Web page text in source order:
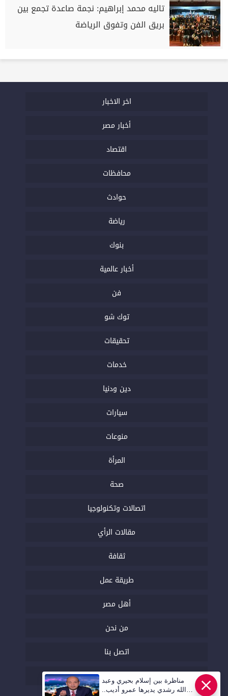
تاليه محمد إبراهيم: نجمة صاعدة تجمع بين
بريق الفن وتفوق الرياضة
اخر الاخبار
أخبار مصر
اقتصاد
محافظات
حوادث
رياضة
بنوك
أخبار عالمية
فن
توك شو
تحقيقات
خدمات
دين ودنيا
سيارات
منوعات
المرأة
صحة
اتصالات وتكنولوجيا
مقالات الرأي
ثقافة
طريقة عمل
أهل مصر
من نحن
اتصل بنا
السياسة التحريرية
مناظرة بين إسلام بحيري وعبد
الله رشدي يديرها عمرو أديب..